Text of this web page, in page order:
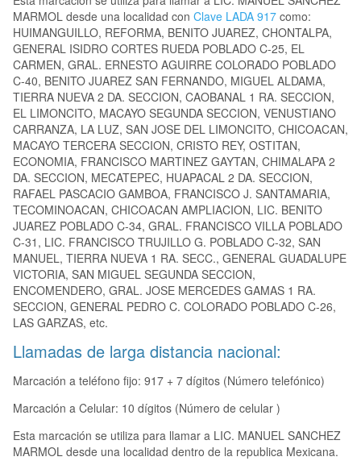
MARMOL desde una localidad con Clave LADA 917 como:
HUIMANGUILLO, REFORMA, BENITO JUAREZ, CHONTALPA,
GENERAL ISIDRO CORTES RUEDA POBLADO C-25, EL
CARMEN, GRAL. ERNESTO AGUIRRE COLORADO POBLADO
C-40, BENITO JUAREZ SAN FERNANDO, MIGUEL ALDAMA,
TIERRA NUEVA 2 DA. SECCION, CAOBANAL 1 RA. SECCION,
EL LIMONCITO, MACAYO SEGUNDA SECCION, VENUSTIANO
CARRANZA, LA LUZ, SAN JOSE DEL LIMONCITO, CHICOACAN,
MACAYO TERCERA SECCION, CRISTO REY, OSTITAN,
ECONOMIA, FRANCISCO MARTINEZ GAYTAN, CHIMALAPA 2
DA. SECCION, MECATEPEC, HUAPACAL 2 DA. SECCION,
RAFAEL PASCACIO GAMBOA, FRANCISCO J. SANTAMARIA,
TECOMINOACAN, CHICOACAN AMPLIACION, LIC. BENITO
JUAREZ POBLADO C-34, GRAL. FRANCISCO VILLA POBLADO
C-31, LIC. FRANCISCO TRUJILLO G. POBLADO C-32, SAN
MANUEL, TIERRA NUEVA 1 RA. SECC., GENERAL GUADALUPE
VICTORIA, SAN MIGUEL SEGUNDA SECCION,
ENCOMENDERO, GRAL. JOSE MERCEDES GAMAS 1 RA.
SECCION, GENERAL PEDRO C. COLORADO POBLADO C-26,
LAS GARZAS, etc.
Llamadas de larga distancia nacional:
Marcación a teléfono fijo: 917 + 7 dígitos (Número telefónico)
Marcación a Celular: 10 dígitos (Número de celular )
Esta marcación se utiliza para llamar a LIC. MANUEL SANCHEZ
MARMOL desde una localidad dentro de la republica Mexicana.